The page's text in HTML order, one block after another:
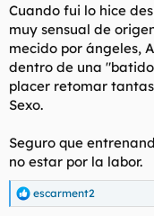
Cuando fui lo hice
muy sensual de
mecido por ángeles,
dentro de una
placer retomar
Sexo.
Seguro que
no estar por la labor.
R
escarment2